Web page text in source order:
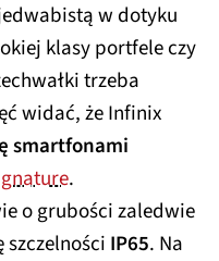
w dotyku
klasy portfele czy
trzeba
widać, że Infinix
smartfonami
.
o grubości zaledwie
szczelności IP65. Na